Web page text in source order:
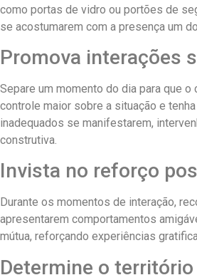
como portas de vidro ou portões de
se acostumarem com a presença um
Promova interações
Separe um momento do dia para que
controle maior sobre a situação e
inadequados se manifestarem,
construtiva.
Invista no reforço
Durante os momentos de interação,
apresentarem comportamentos
mútua, reforçando experiências
Determine o